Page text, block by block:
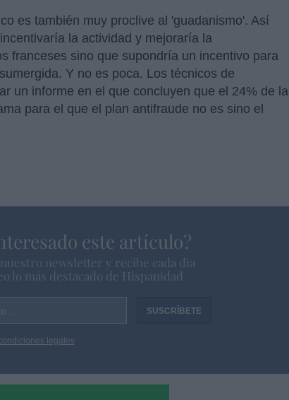
es también muy proclive al 'guadanismo'. Así
la actividad y mejoraría la
franceses sino que supondría un incentivo para
Y no es poca. Los técnicos de
un informe en el que concluyen que el 24% de la
para el que el plan antifraude no es sino el
este artículo?
newsletter y recibe cada dia
lo más destacado de Hispanidad
legales